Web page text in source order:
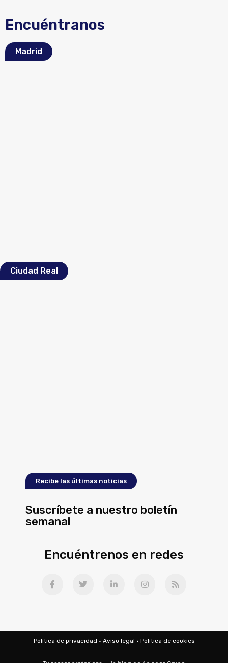
Encuéntranos
Madrid
Ciudad Real
Recibe las últimas noticias
Suscríbete a nuestro boletín
semanal
Encuéntrenos en redes
Política de privacidad · Aviso legal · Política de cookies